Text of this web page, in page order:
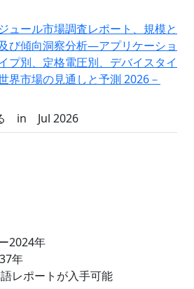
ュール市場調査レポート、規模と
び傾向洞察分析―アプリケーショ
プ別、定格電圧別、デバイスタイ
界市場の見通しと予測 2026－
in Jul 2026
2024年
年
レポートが入手可能